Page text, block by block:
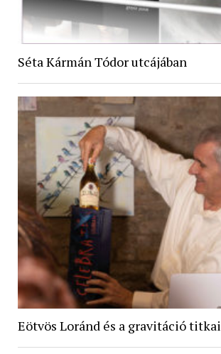
Séta Kármán Tódor utcájában
Eötvös Loránd és a gravitáció titkai